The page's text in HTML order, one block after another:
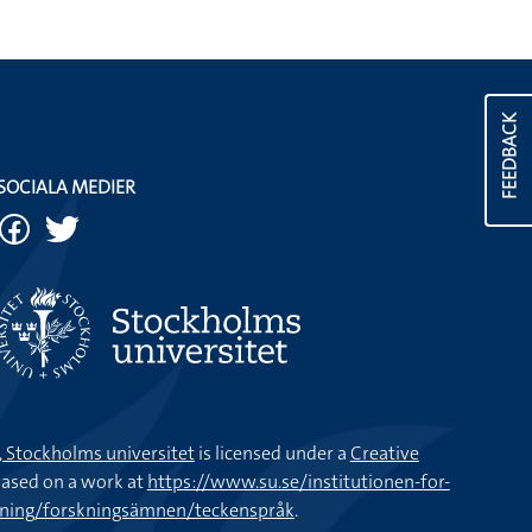
FEEDBACK
MEDIER
universitetis licensed under aCreative
on a work athttps://www.su.se/institutionen-for-
forskningsämnen/teckenspråk.